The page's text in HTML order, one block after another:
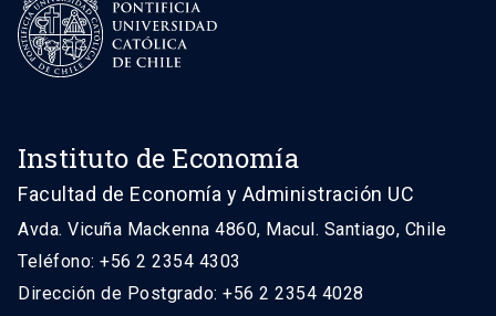
Instituto de Economía
Facultad de Economía y Administración UC
Avda. Vicuña Mackenna 4860, Macul. Santiago, Chile
Teléfono: +56 2 2354 4303
Dirección de Postgrado: +56 2 2354 4028